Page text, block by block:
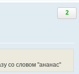
2
со словом "ананас"